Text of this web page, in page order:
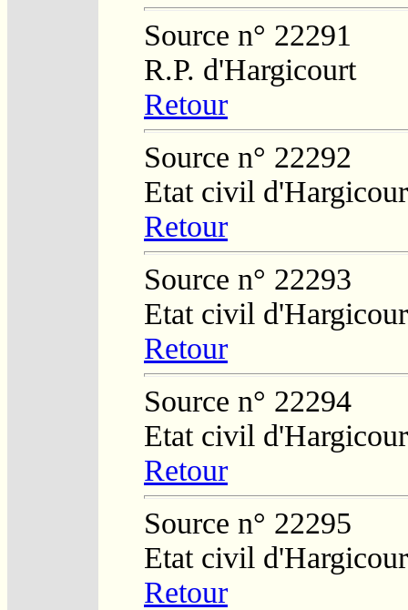
Source n° 22291
R.P. d'Hargicourt
Retour
Source n° 22292
Etat civil
Retour
Source n° 22293
Etat civil
Retour
Source n° 22294
Etat civil
Retour
Source n° 22295
Etat civil
Retour